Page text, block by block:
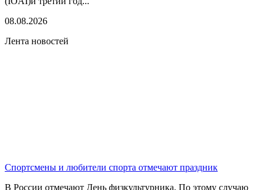
08.08.2026
Лента новостей
Спортсмены и любители спорта отмечают праздник
В России отмечают День физкультурника. По этому случаю